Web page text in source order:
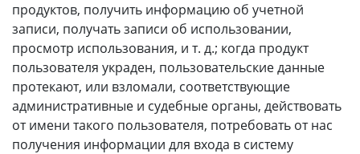
продуктов, получить информацию об учетной
записи, получать записи об использовании,
просмотр использования, и т. д.; когда продукт
пользователя украден, пользовательские данные
протекают, или взломали, соответствующие
административные и судебные органы, действовать
от имени такого пользователя, потребовать от нас
получения информации для входа в систему